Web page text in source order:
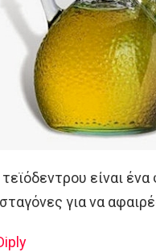
τεϊόδεντρου είναι
για να